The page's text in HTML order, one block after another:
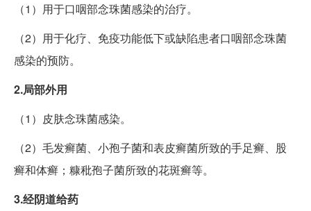
（1）用于口咽部念珠菌感染的治疗。
（2）用于化疗、免疫功能低下或缺陷患者口咽部念珠菌
感染的预防。
2.局部外用
（1）皮肤念珠菌感染。
（2）毛发癣菌、小孢子菌和表皮癣菌所致的手足癣、股
癣和体癣；糠秕孢子菌所致的花斑癣等。
3.经阴道给药